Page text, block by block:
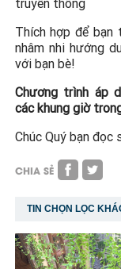
truyền thống
Thích hợp để bạn
nhâm nhi hướng
với bạn bè!
Chương trình áp
các khung giờ
Chúc Quý bạn đọc
CHIA SẺ
TIN CHỌN LỌC